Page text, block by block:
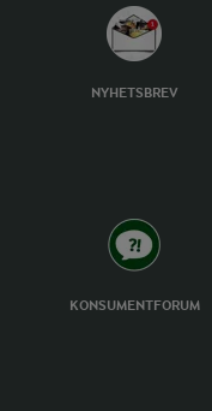
NYHETSBREV
KONSUMENTFORUM